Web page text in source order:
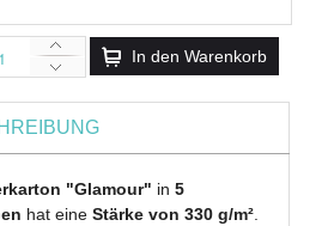
In den Warenkorb
"Glamour" in5
hat eineStärke von 330 g/m².